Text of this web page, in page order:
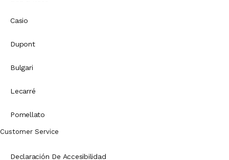
Casio
Dupont
Bulgari
Lecarré
Pomellato
Customer Service
Declaración De Accesibilidad